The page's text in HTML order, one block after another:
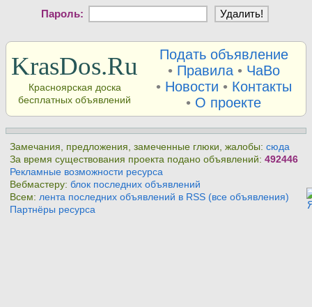
Пароль:
KrasDos.Ru
Красноярская доска
бесплатных объявлений
Подать объявление
• Правила• ЧаВо
• Новости • Контакты
• О проекте
Замечания, предложения, замеченные глюки, жалобы:сюда
За время существования проекта подано объявлений:492446
Рекламные возможности ресурса
Вебмастеру:блок последних объявлений
Всем:лента последних объявлений в RSS (все объявления)
Партнёры ресурса